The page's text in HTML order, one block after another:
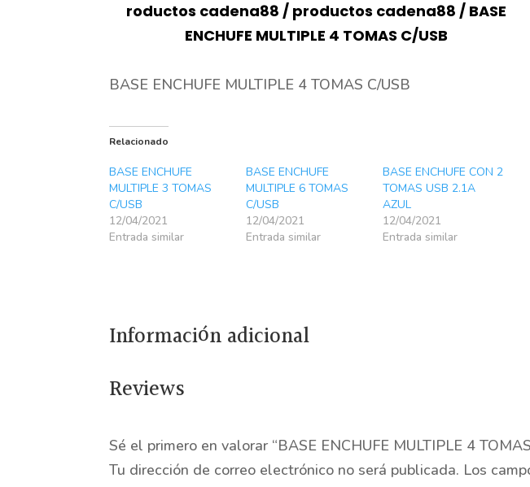
roductos cadena88 / productos cadena88 / BASE
ENCHUFE MULTIPLE 4 TOMAS C/USB
BASE ENCHUFE MULTIPLE 4 TOMAS C/USB
Relacionado
BASE ENCHUFE
MULTIPLE 3 TOMAS
C/USB
12/04/2021
Entrada similar
BASE ENCHUFE
MULTIPLE 6 TOMAS
C/USB
12/04/2021
Entrada similar
BASE ENCHUFE CON 2
TOMAS USB 2.1A
AZUL
12/04/2021
Entrada similar
Información adicional
Reviews
Sé el primero en valorar “BASE ENCHUFE MULTIPLE 4
Tu dirección de correo electrónico no será publicada. Los